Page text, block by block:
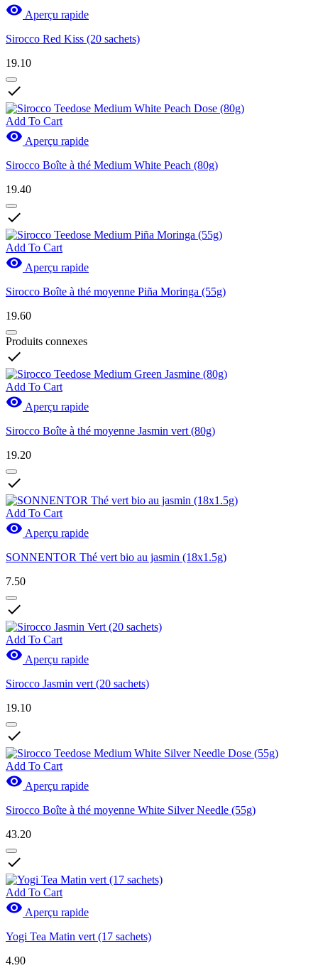
 Aperçu rapide
Sirocco Red Kiss (20 sachets)
19.10

Add To Cart
 Aperçu rapide
Sirocco Boîte à thé Medium White Peach (80g)
19.40

Add To Cart
 Aperçu rapide
Sirocco Boîte à thé moyenne Piña Moringa (55g)
19.60
Produits connexes

Add To Cart
 Aperçu rapide
Sirocco Boîte à thé moyenne Jasmin vert (80g)
19.20

Add To Cart
 Aperçu rapide
SONNENTOR Thé vert bio au jasmin (18x1.5g)
7.50

Add To Cart
 Aperçu rapide
Sirocco Jasmin vert (20 sachets)
19.10

Add To Cart
 Aperçu rapide
Sirocco Boîte à thé moyenne White Silver Needle (55g)
43.20

Add To Cart
 Aperçu rapide
Yogi Tea Matin vert (17 sachets)
4.90